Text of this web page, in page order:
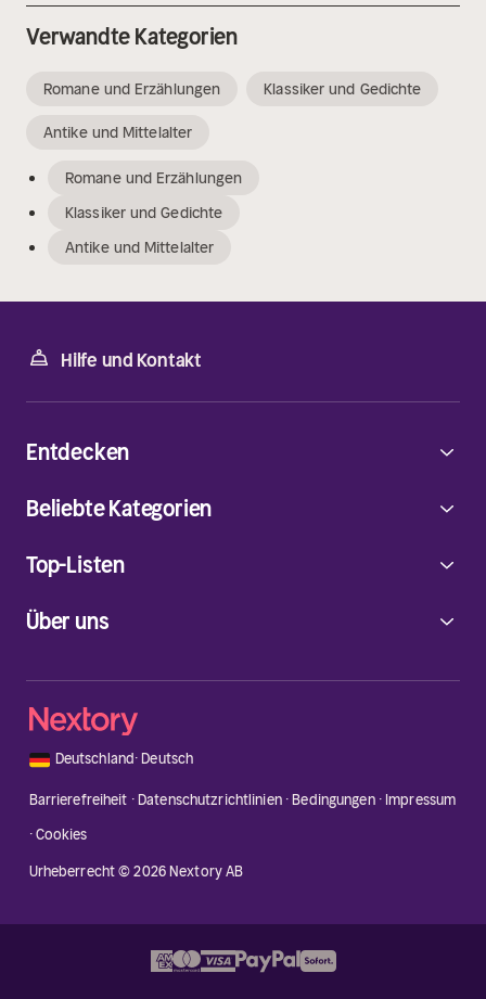
Verwandte Kategorien
Romane und Erzählungen Klassiker und Gedichte
Antike und Mittelalter
Romane und Erzählungen
Klassiker und Gedichte
Antike und Mittelalter
Hilfe und Kontakt
Über uns
Entdecken
Beliebte Kategorien
Top-Listen
🇩🇪 Deutschland·Deutsch
Barrierefreiheit ·Datenschutzrichtlinien·Bedingungen· Impressum
·Cookies
Urheberrecht © 2026 Nextory AB